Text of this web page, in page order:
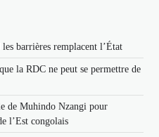
barrières remplacent l’État
la RDC ne peut se permettre de
de Muhindo Nzangi pour
l’Est congolais